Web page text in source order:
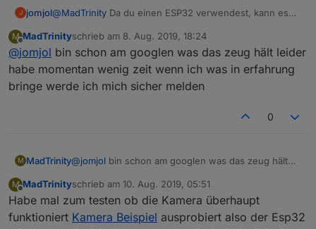
J jomjol@MadTrinity Da du einen ESP32 verwendest, kann es
M
Offline
MadTrinityschrieb am 8. Aug. 2019, 18:24
zuletzt editiert von
@jomjol bin schon am googlen was das zeug hält leider
habe momentan wenig zeit wenn ich was in erfahrung
bringe werde ich mich sicher melden
0
M MadTrinity@jomjol bin schon am googlen was das zeug hält
erfahrung bringe werde ich mich sicher melden
M
Offline
MadTrinityschrieb am 10. Aug. 2019, 05:51
zuletzt editiert von
Habe mal zum testen ob die Kamera überhaupt
funktioniert Kamera Beispiel ausprobiert also der Esp32